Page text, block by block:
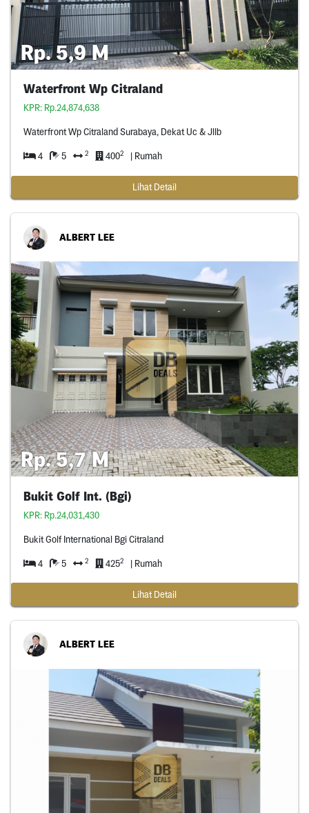
Rp. 5,9 M
Waterfront Wp Citraland
KPR: Rp.24,874,638
Waterfront Wp Citraland Surabaya, Dekat Uc & Jllb
4 5 2 4002 | Rumah
Lihat Detail
ALBERT LEE
Rp. 5,7 M
Bukit Golf Int. (Bgi)
KPR: Rp.24,031,430
Bukit Golf International Bgi Citraland
4 5 2 4252 | Rumah
Lihat Detail
ALBERT LEE